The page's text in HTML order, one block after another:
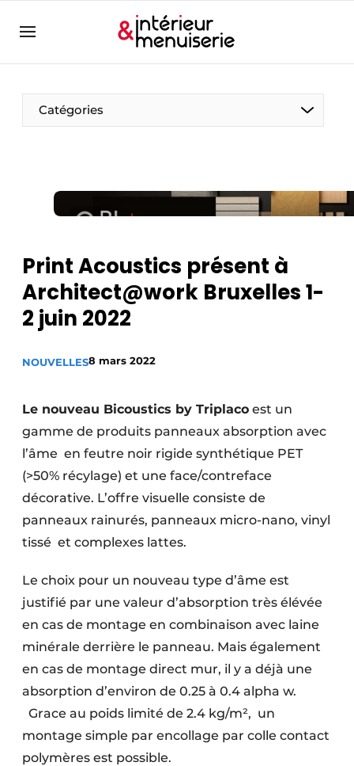
Contact
Contact
Emploi
EntreprisesMerci de votre inscription
S’inscrire
Home
Meest gelezen
S’inscrire à l’événement
S’inscrire
S’inscrire
Termes et conditions
Catégories
Print Acoustics présent à
Architect@work Bruxelles 1-
2 juin 2022
NOUVELLES8 mars 2022
Le nouveau Bicoustics by Triplaco est un
gamme de produits panneaux absorption avec
l’âme en feutre noir rigide synthétique PET
(>50% récylage) et une face/contreface
décorative. L’offre visuelle consiste de
panneaux rainurés, panneaux micro-nano, vinyl
tissé et complexes lattes.
Le choix pour un nouveau type d’âme est
justifié par une valeur d’absorption très élévée
en cas de montage en combinaison avec laine
minérale derrière le panneau. Mais également
en cas de montage direct mur, il y a déjà une
absorption d’environ de 0.25 à 0.4 alpha w.
Grace au poids limité de 2.4 kg/m², un
montage simple par encollage par colle contact
polymères est possible.